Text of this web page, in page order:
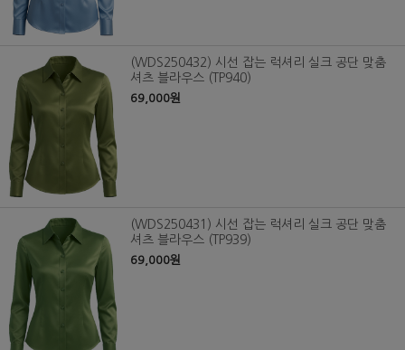
(WDS250432) 시선 잡는 럭셔리 실크 공단 맞춤
셔츠 블라우스 (TP940)
69,000원
(WDS250431) 시선 잡는 럭셔리 실크 공단 맞춤
셔츠 블라우스 (TP939)
69,000원